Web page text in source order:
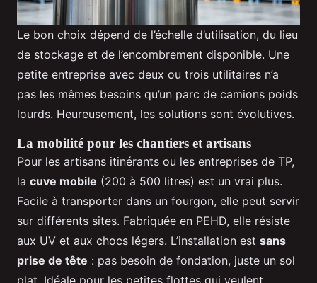
Le bon choix dépend de l’échelle d’utilisation, du lieu
de stockage et de l’encombrement disponible. Une
petite entreprise avec deux ou trois utilitaires n’a
pas les mêmes besoins qu’un parc de camions poids
lourds. Heureusement, les solutions sont évolutives.
La mobilité pour les chantiers et artisans
Pour les artisans itinérants ou les entreprises de TP,
la cuve mobile (200 à 500 litres) est un vrai plus.
Facile à transporter dans un fourgon, elle peut servir
sur différents sites. Fabriquée en PEHD, elle résiste
aux UV et aux chocs légers. L’installation est sans
prise de tête : pas besoin de fondation, juste un sol
plat. Idéale pour les petites flottes qui veulent